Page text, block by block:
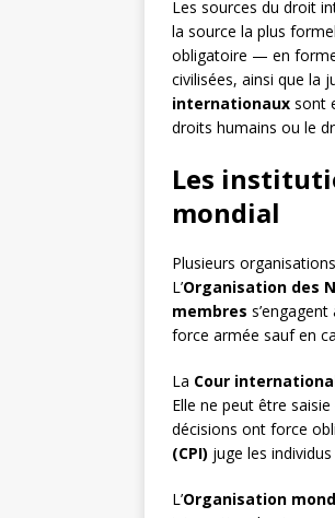
Les sources du droit
la source la plus
obligatoire — en forme
civilisées, ainsi que la
internationaux sont
droits humains ou le
Les
mondial
Plusieurs
L’Organisation des
membres
force armée sauf en
La Cour
Elle ne peut être
décisions ont force
(CPI) juge les
L’Organisation